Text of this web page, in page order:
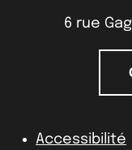
6 rue
Accessibilité